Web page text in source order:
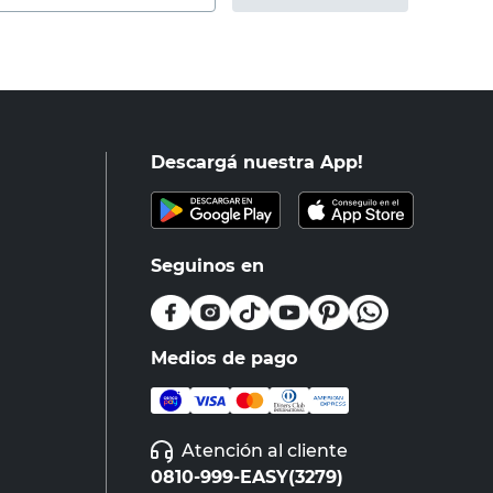
Descargá nuestra App!
Seguinos en
Medios de pago
Atención al cliente
0810-999-EASY(3279)